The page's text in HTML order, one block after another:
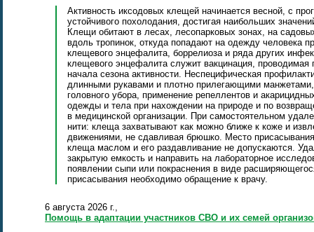
Активность иксодовых клещей начинается весной, с
устойчивого похолодания, достигая наибольших
Клещи обитают в лесах, лесопарковых зонах, на
вдоль тропинок, откуда попадают на одежду человека
клещевого энцефалита, боррелиоза и ряда других
клещевого энцефалита служит вакцинация, проводимая
начала сезона активности. Неспецифическая
длинными рукавами и плотно прилегающими
головного убора, применение репеллентов и
одежды и тела при нахождении на природе и по
в медицинской организации. При самостоятельном
нити: клеща захватывают как можно ближе к коже и
движениями, не сдавливая брюшко. Место
клеща маслом и его раздавливание не допускаются.
закрытую емкость и направить на лабораторное
появлении сыпи или покраснения в виде
присасывания необходимо обращение к врачу.
6 августа 2026 г.,
Помощь в адаптации участников СВО и их семей